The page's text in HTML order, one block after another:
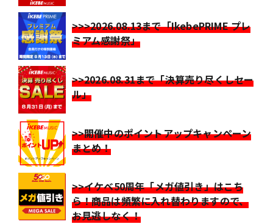
>>>2026.08.13まで「IkebePRIME プレ
ミアム感謝祭」
>>2026.08.31まで「決算売り尽くしセー
ル」
>>開催中のポイントアップキャンペーン
まとめ！
>>イケベ50周年「メガ値引き」はこち
ら！商品は頻繁に入れ替わりますので、
お見逃しなく！